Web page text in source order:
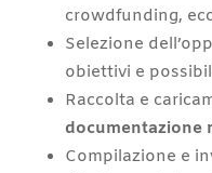
crowdfunding,
Selezione
obiettivi e
Raccolta e
documentazione
Compilazione e